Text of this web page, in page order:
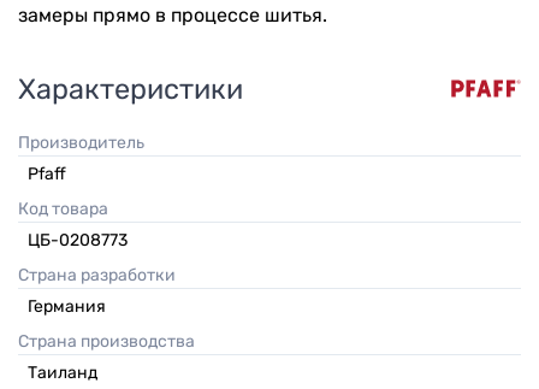
замеры прямо в процессе шитья.
Характеристики
Производитель
Pfaff
Код товара
ЦБ-0208773
Страна разработки
Германия
Страна производства
Таиланд